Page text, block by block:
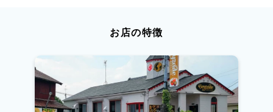
お店の特徴